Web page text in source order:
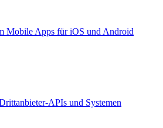
Mobile Apps für iOS und Android
APIs und Systemen